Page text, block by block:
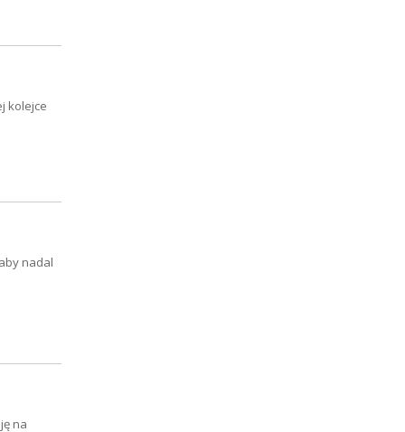
kolejce
nadal
na